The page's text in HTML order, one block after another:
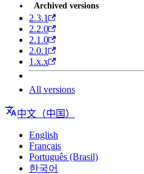
Archived versions
2.3.1
2.2.0
2.1.0
2.0.1
1.x.x
All versions
中文（中国）
English
Français
Português (Brasil)
한국어